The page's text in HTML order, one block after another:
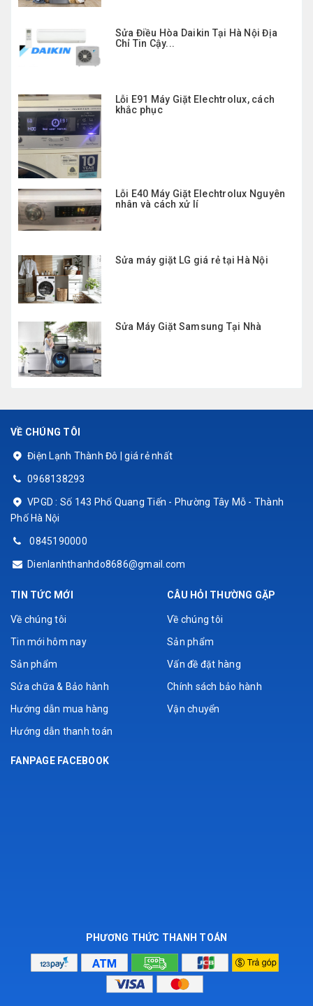
Sửa Điều Hòa Daikin Tại Hà Nội Địa
Chỉ Tin Cậy...
Lỗi E91 Máy Giặt Elechtrolux, cách
khắc phục
Lỗi E40 Máy Giặt Elechtrolux Nguyên
nhân và cách xử lí
Sửa máy giặt LG giá rẻ tại Hà Nội
Sửa Máy Giặt Samsung Tại Nhà
VỀ CHÚNG TÔI
Điện Lạnh Thành Đô | giá rẻ nhất
0968138293
VPGD : Số 143 Phố Quang Tiến - Phường Tây Mỗ - Thành
Phố Hà Nội
0845190000
Dienlanhthanhdo8686@gmail.com
TIN TỨC MỚI
Về chúng tôi
Tin mới hôm nay
Sản phẩm
Sửa chữa & Bảo hành
Hướng dẫn mua hàng
Hướng dẫn thanh toán
CÂU HỎI THƯỜNG GẶP
Về chúng tôi
Sản phẩm
Vấn đề đặt hàng
Chính sách bảo hành
Vận chuyển
FANPAGE FACEBOOK
PHƯƠNG THỨC THANH TOÁN